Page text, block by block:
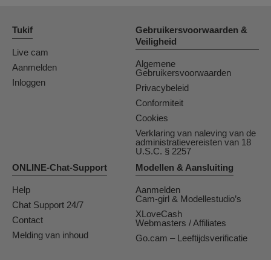
Tukif
Live cam
Aanmelden
Inloggen
Gebruikersvoorwaarden &
Veiligheid
Algemene
Gebruikersvoorwaarden
Privacybeleid
Conformiteit
Cookies
Verklaring van naleving van de
administratievereisten van 18
U.S.C. § 2257
ONLINE-Chat-Support
Help
Chat Support 24/7
Contact
Melding van inhoud
Modellen & Aansluiting
Aanmelden
Cam-girl & Modellestudio’s
XLoveCash
Webmasters / Affiliates
Go.cam – Leeftijdsverificatie